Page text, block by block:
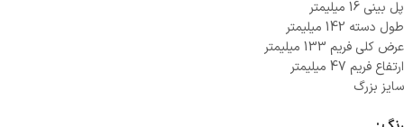
پل بینی 16 میلیمتر
طول دسته 142 میلیمتر
عرض کلی فریم 133 میلیمتر
ارتفاع فریم 47 میلیمتر
سایز بزرگ